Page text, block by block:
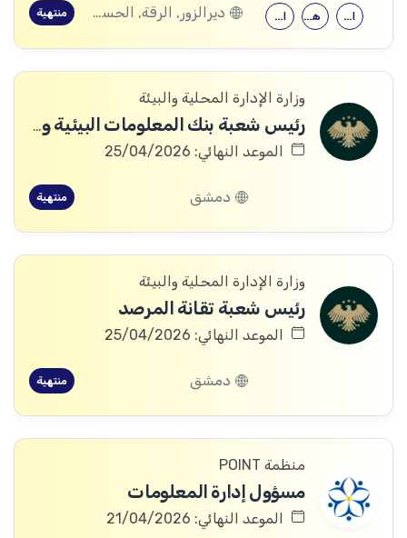
الهندسة المعلوماتية هندسة الحواسيب الهندسة الكهربائية ديرالزور, الرقة, الحسكة منتهية
وزارة الإدارة المحلية والبيئة
رئيس شعبة بنك المعلومات البيئية وقواعد البيانات
الموعد النهائي: 25/04/2026
دمشق منتهية
وزارة الإدارة المحلية والبيئة
رئيس شعبة تقانة المرصد
الموعد النهائي: 25/04/2026
دمشق منتهية
منظمة POINT
مسؤول إدارة المعلومات
الموعد النهائي: 21/04/2026